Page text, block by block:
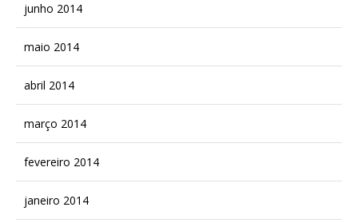
junho 2014
maio 2014
abril 2014
março 2014
fevereiro 2014
janeiro 2014